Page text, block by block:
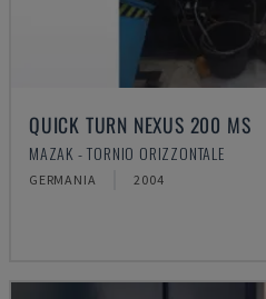
QUICK TURN NEXUS 200 MS
MAZAK - TORNIO ORIZZONTALE
GERMANIA 2004